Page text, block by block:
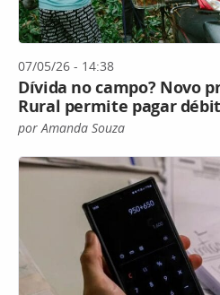
07/05/26 - 14:38
Dívida no campo? Novo
Rural permite pagar
por Amanda Souza